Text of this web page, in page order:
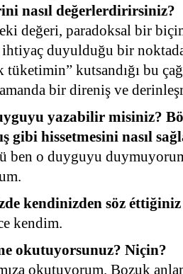
nasıl değerlerdirirsiniz?
değeri, paradoksal bir
duyulduğu bir
kutsandığı bu
bir direniş ve
yazabilir misiniz?
gibi hissetmesini nasıl
ben o duyguyu
kendinizden söz
kendim.
okutuyorsunuz? Niçin?
okutuyorum. Bozuk